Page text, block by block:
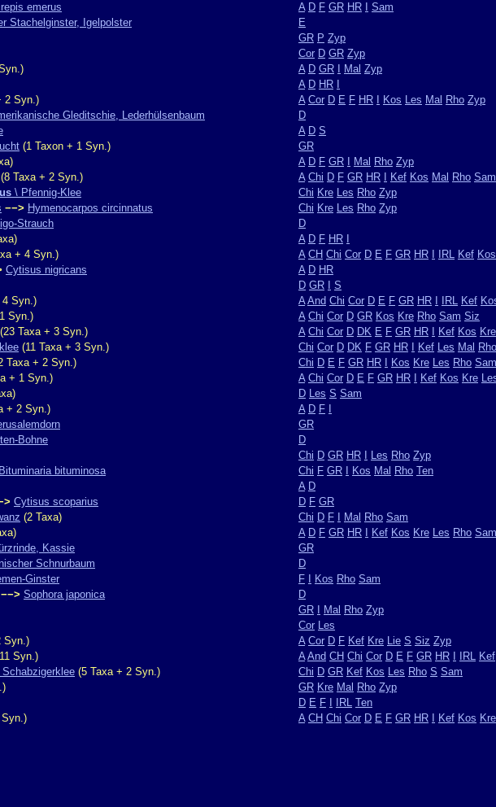
emerus A D F GR HR
Sam
Stachelginster, Igelpolster
E
GR P Zyp
Cor D GR Zyp
A D GR Mal Zyp
A D HR
2 Syn.) A Cor D E F HR Kos Les Mal Rho Zyp
Gleditschie, Lederhülsenbaum
D
A D S
(1 Taxon + 1 Syn.)
GR
A D F GR Mal Rho Zyp
(8 Taxa + 2 Syn.) A Chi D F GR HR Kef Kos Mal Rho Sam
\ Pfennig-Klee Chi Kre Les Rho Zyp
−−> Hymenocarpos circinnatus Chi Kre Les Rho Zyp
Strauch
D
A D F HR
+ 4 Syn.) A CH Chi Cor D E F GR HR IRL Kef Kos
Cytisus nigricans A D HR
D GR
S
4 Syn.) A And Chi Cor D E F GR HR IRL Kef
Syn.) A Chi Cor D GR Kos Kre Rho Sam Siz
(23 Taxa + 3 Syn.) A Chi Cor D DK E F GR HR Kef Kos Kre
(11 Taxa + 3 Syn.) Chi Cor D DK F GR HR Kef Les Mal Rho
Taxa + 2 Syn.) Chi D E F GR HR Kos Kre Les Rho Sam
+ 1 Syn.) A Chi Cor D E F GR HR Kef Kos Kre
D Les S Sam
+ 2 Syn.) A D F
GR
Bohne
D
Chi D GR HR Les Rho Zyp
Bituminaria bituminosa Chi F GR Kos Mal Rho Ten
A D
Cytisus scoparius D F GR
(2 Taxa) Chi D F Mal Rho Sam
A D F GR HR Kef Kos Kre Les Rho Sam
Kassie
GR
Schnurbaum
D
Ginster F Kos Rho Sam
−−> Sophora japonica
D
GR Mal Rho Zyp
Cor Les
Syn.) A Cor D F Kef Kre Lie S Siz Zyp
Syn.) A And CH Chi Cor D E F GR HR IRL Kef
(5 Taxa + 2 Syn.) Chi D GR Kef Kos Les Rho S Sam
GR Kre Mal Rho Zyp
D E F IRL Ten
A CH Chi Cor D E F GR HR Kef Kos Kre